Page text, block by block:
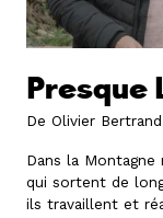
Presque
De Olivier
Dans la
qui sortent de
ils travaillent et